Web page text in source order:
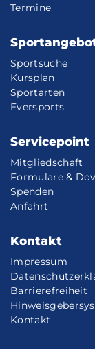
Termine
Sportsuche
Kursplan
Sportarten
Eversports
Servicepoint
Mitgliedschaft
Formulare &
Spenden
Anfahrt
Kontakt
Impressum
Barrierefreiheit
Kontakt